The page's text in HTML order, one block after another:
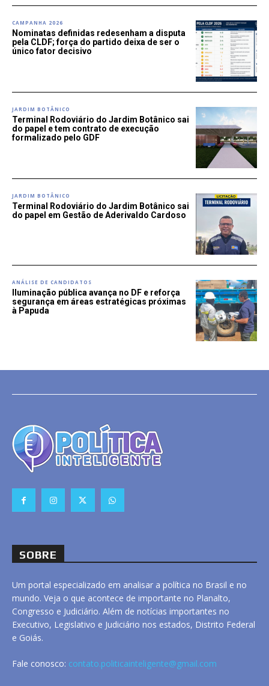
CAMPANHA 2026
Nominatas definidas redesenham a disputa
pela CLDF; força do partido deixa de ser o
único fator decisivo
JARDIM BOTÂNICO
Terminal Rodoviário do Jardim Botânico sai
do papel e tem contrato de execução
formalizado pelo GDF
JARDIM BOTÂNICO
Terminal Rodoviário do Jardim Botânico sai
do papel em Gestão de Aderivaldo Cardoso
ANÁLISE DE CANDIDATOS
Iluminação pública avança no DF e reforça
segurança em áreas estratégicas próximas
à Papuda
SOBRE
Um portal especializado em analisar a política no Brasil e no
mundo. Veja o que acontece de importante no Planalto,
Congresso e Judiciário. Além de notícias importantes no
Executivo, Legislativo e Judiciário nos estados, Distrito Federal
e Goiás.
Fale conosco: contato.politicainteligente@gmail.com